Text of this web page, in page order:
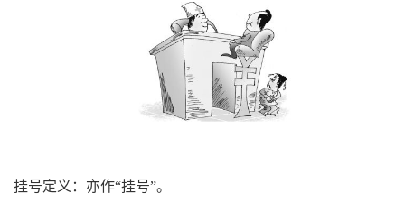
挂号定义：亦作“挂号”。